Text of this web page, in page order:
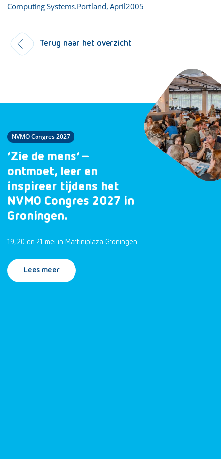
Computing Systems.Portland, April2005
Terug naar het overzicht
NVMO Congres 2027
‘Zie de mens’ –
ontmoet, leer en
inspireer tijdens het
NVMO Congres 2027 in
Groningen.
19, 20 en 21 mei in Martiniplaza Groningen
Lees meer